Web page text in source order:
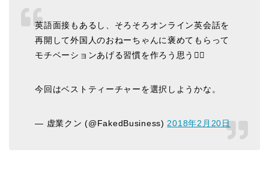
英語面接もあるし、そろそろオンライン英会話を
再開して外国人のおねーちゃんに褒めてもらって
モチベーションあげる習慣を作ろう思う🙋‍♂️
今回はベストティーチャーを選択しようかな。
— 虚業クン (@FakedBusiness) 2018年2月20日